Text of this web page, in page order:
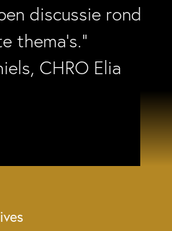
discussie rond
thema’s.”
CHRO Elia